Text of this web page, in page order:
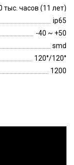
тыс. часов (11 лет)
ip65
-40 ~ +50
smd
120°/120°
1200